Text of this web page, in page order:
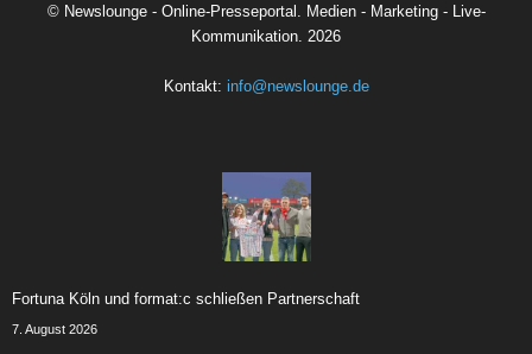
© Newslounge - Online-Presseportal. Medien - Marketing - Live-
Kommunikation. 2026
Kontakt: info@newslounge.de
Fortuna Köln und format:c schließen Partnerschaft
7. August 2026